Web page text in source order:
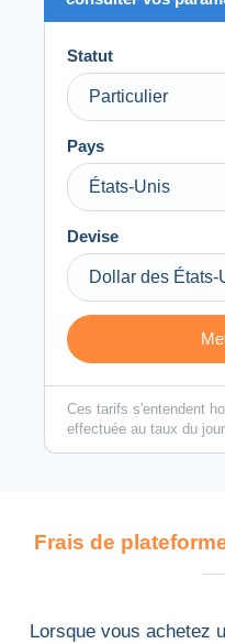
Statut
Pays
Devise
Ces tarifs s'entendent
effectuée au taux du jour.
Frais de
Lorsque vous achetez